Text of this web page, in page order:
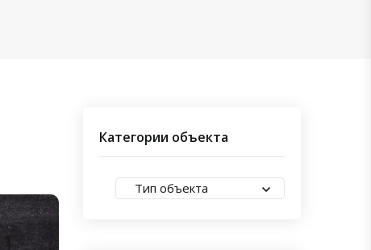
Категории объекта
Тип объекта